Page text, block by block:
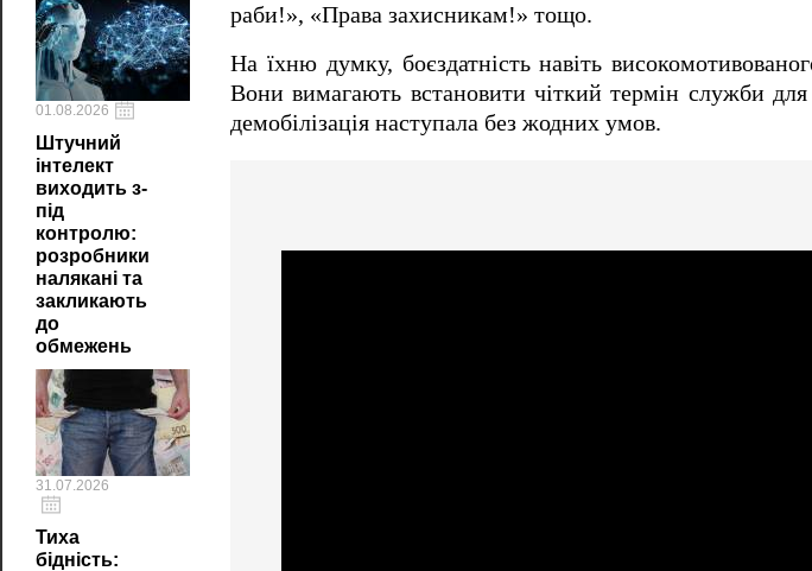
01.08.2026
Штучний
інтелект
виходить з-
під
контролю:
розробники
налякані та
закликають
до
обмежень
31.07.2026
Тиха
бідність:
раби!», «Права захисникам!» тощо.
На їхню думку, боєздатність навіть
Вони вимагають встановити чіткий термін служби для
демобілізація наступала без жодних умов.